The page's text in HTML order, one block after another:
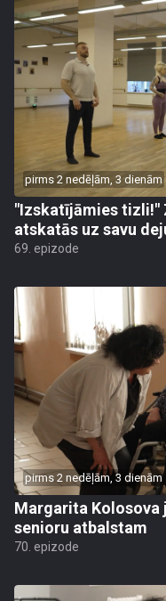
pirms 2 nedēļām, 3 dienām
"Izskatījāmies tizli!"
atskatās uz savu
69. epizode
pirms 2 nedēļām, 3 dienām
Margarita Kolosova
senioru atbalstam
70. epizode